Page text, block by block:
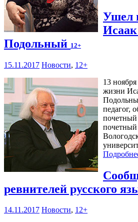
Ушел
Подольный 12+
15.11.2017 Новости, 12+
13
жизни
педагог,
почетный
ревнителей русского
14.11.2017 Новости, 12+